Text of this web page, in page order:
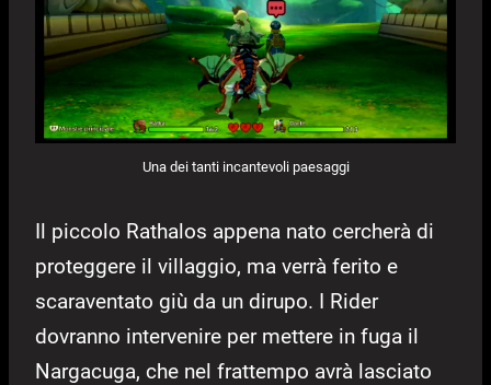
Una dei tanti incantevoli paesaggi
Il piccolo Rathalos appena nato cercherà di
proteggere il villaggio, ma verrà ferito e
scaraventato giù da un dirupo. I Rider
dovranno intervenire per mettere in fuga il
Nargacuga, che nel frattempo avrà lasciato